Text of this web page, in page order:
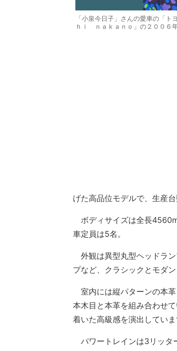
「小泉今日子」さんの愛車の「
ｈｉ ｎａｋａｎｏ」の２００６
げた高品位モデルで、生産
ボディサイズは全長
車定員は5名。
外観は異型丸型ヘッドラ
プなど、クラシックとモダ
室内には縦パターンの本
本木目と本革を組み合わせ
着いた高級感を演出していま
パワートレインは3リッタ